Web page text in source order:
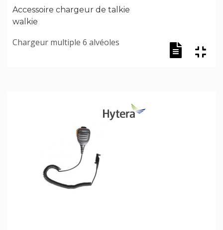
Accessoire chargeur de talkie
walkie
Chargeur multiple 6 alvéoles